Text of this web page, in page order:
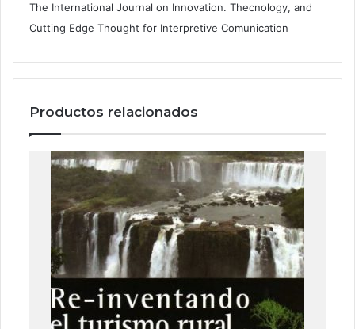
The International Journal on Innovation. Thecnology, and
Cutting Edge Thought for Interpretive Comunication
Productos relacionados